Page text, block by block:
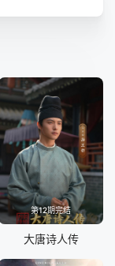
第12期完结
大唐诗人传